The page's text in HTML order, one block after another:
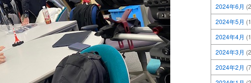
2024年6月
2024年5月
2024年4月
2024年3月
2024年2月